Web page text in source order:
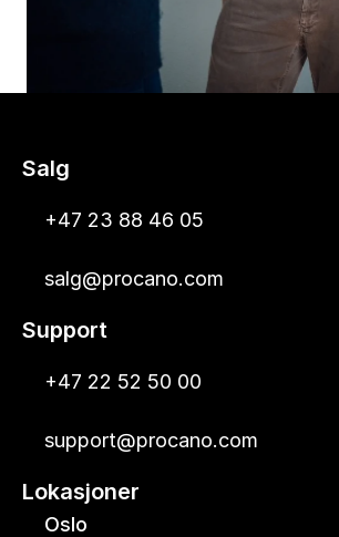
Salg
+47 23 88 46 05
salg@procano.com
Support
+47 22 52 50 00
support@procano.com
Lokasjoner
Oslo